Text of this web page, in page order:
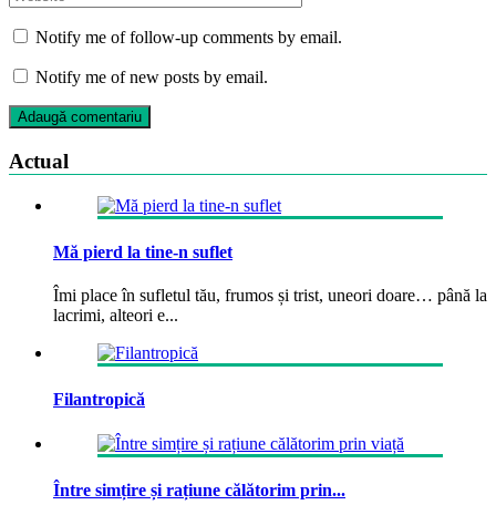
Notify me of follow-up comments by email.
Notify me of new posts by email.
Actual
Mă pierd la tine-n suflet
Îmi place în sufletul tău, frumos și trist, uneori doare… până la
lacrimi, alteori e...
Filantropică
Între simțire și rațiune călătorim prin...